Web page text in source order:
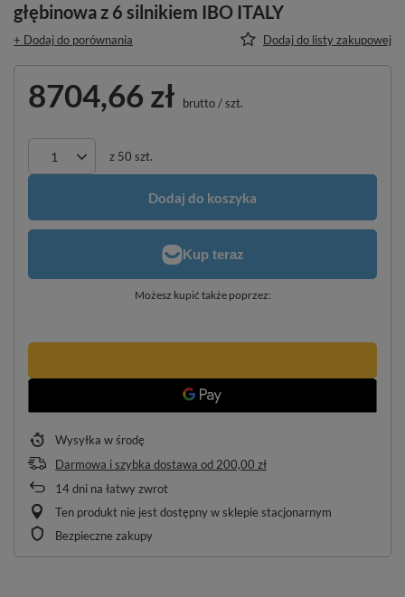
głębinowa z 6 silnikiem IBO ITALY
+ Dodaj do porównania Dodaj do listy zakupowej
8704,66 zł brutto/szt.
z 50 szt.
Dodaj do koszyka
Możesz kupić także poprzez:
Wysyłka w środę
Darmowa i szybka dostawa od 200,00 zł
14dni na łatwy zwrot
Ten produkt nie jest dostępny w sklepie stacjonarnym
Bezpieczne zakupy